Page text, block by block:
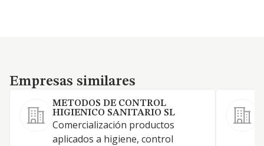
Empresas similares
Empresas similares
METODOS DE CONTROL
HIGIENICO SANITARIO SL
Comercialización productos
aplicados a higiene, control